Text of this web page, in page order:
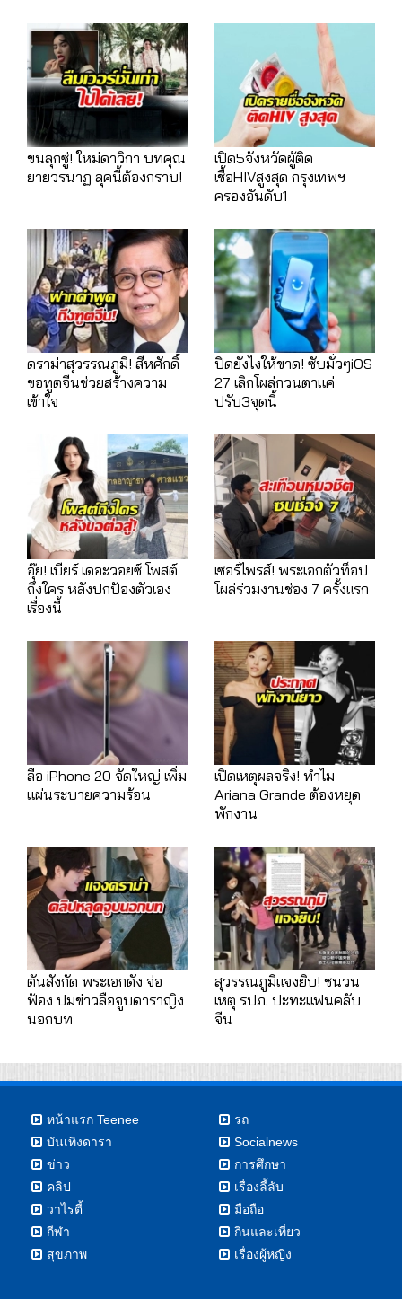
ขนลุกซู่! ใหม่ดาวิกา บทคุณ
ยายวรนาฏ ลุคนี้ต้องกราบ!
เปิด5จังหวัดผู้ติด
เชื้อHIVสูงสุด กรุงเทพฯ
ครองอันดับ1
ดราม่าสุวรรณภูมิ! สีหศักดิ์
ขอทูตจีนช่วยสร้างความ
เข้าใจ
ปิดยังไงให้ขาด! ซับมั่วๆiOS
27 เลิกโผล่กวนตาแค่
ปรับ3จุดนี้
อุ๊ย! เบียร์ เดอะวอยซ์ โพสต์
ถึงใคร หลังปกป้องตัวเอง
เรื่องนี้
เซอร์ไพรส์! พระเอกตัวท็อป
โผล่ร่วมงานช่อง 7 ครั้งแรก
ลือ iPhone 20 จัดใหญ่ เพิ่ม
แผ่นระบายความร้อน
เปิดเหตุผลจริง! ทำไม
Ariana Grande ต้องหยุด
พักงาน
ตันสังกัด พระเอกดัง จ่อ
ฟ้อง ปมข่าวลือจูบดาราญิง
นอกบท
สุวรรณภูมิแจงยิบ! ชนวน
เหตุ รปภ. ปะทะแฟนคลับ
จีน
หน้าแรก Teenee
บันเทิงดารา
ข่าว
คลิป
วาไรตี้
กีฬา
สุขภาพ
รถ
Socialnews
การศึกษา
เรื่องลี้ลับ
มือถือ
กินและเที่ยว
เรื่องผู้หญิง